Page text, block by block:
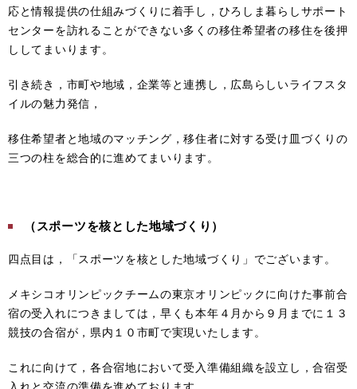
応と情報提供の仕組みづくりに着手し，ひろしま暮らしサポート
センターを訪れることができない多くの移住希望者の移住を後押
ししてまいります。
引き続き，市町や地域，企業等と連携し，広島らしいライフスタ
イルの魅力発信，
移住希望者と地域のマッチング，移住者に対する受け皿づくりの
三つの柱を総合的に進めてまいります。
（スポーツを核とした地域づくり）
四点目は，「スポーツを核とした地域づくり」でございます。
メキシコオリンピックチームの東京オリンピックに向けた事前合
宿の受入れにつきましては，早くも本年４月から９月までに１３
競技の合宿が，県内１０市町で実現いたします。
これに向けて，各合宿地において受入準備組織を設立し，合宿受